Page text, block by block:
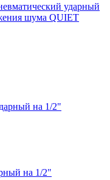
ударный
шума QUIET
на 1/2"